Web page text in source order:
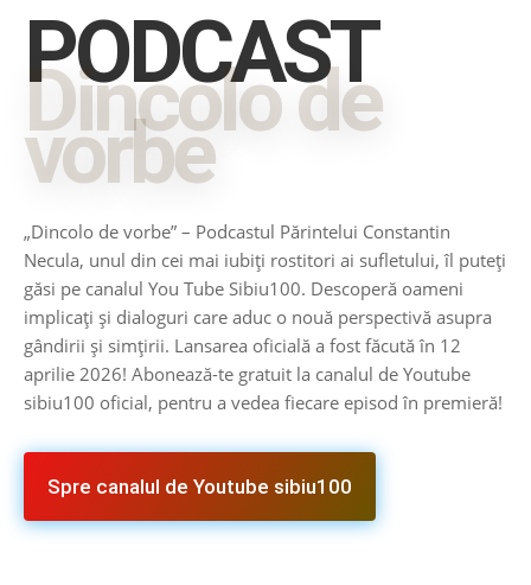
PODCAST
Dincolo de
vorbe
„Dincolo de vorbe” – Podcastul Părintelui Constantin
Necula, unul din cei mai iubiți rostitori ai sufletului, îl puteți
găsi pe canalul You Tube Sibiu100. Descoperă oameni
implicați și dialoguri care aduc o nouă perspectivă asupra
gândirii și simțirii. Lansarea oficială a fost făcută în 12
aprilie 2026! Abonează-te gratuit la canalul de Youtube
sibiu100 oficial, pentru a vedea fiecare episod în premieră!
Spre canalul de Youtube sibiu100